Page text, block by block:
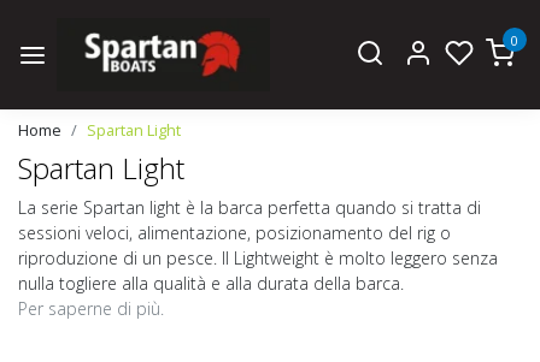
0
Home Spartan Light
Spartan Light
La serie Spartan light è la barca perfetta quando si tratta di
sessioni veloci, alimentazione, posizionamento del rig o
riproduzione di un pesce. Il Lightweight è molto leggero senza
nulla togliere alla qualità e alla durata della barca.
Per saperne di più.